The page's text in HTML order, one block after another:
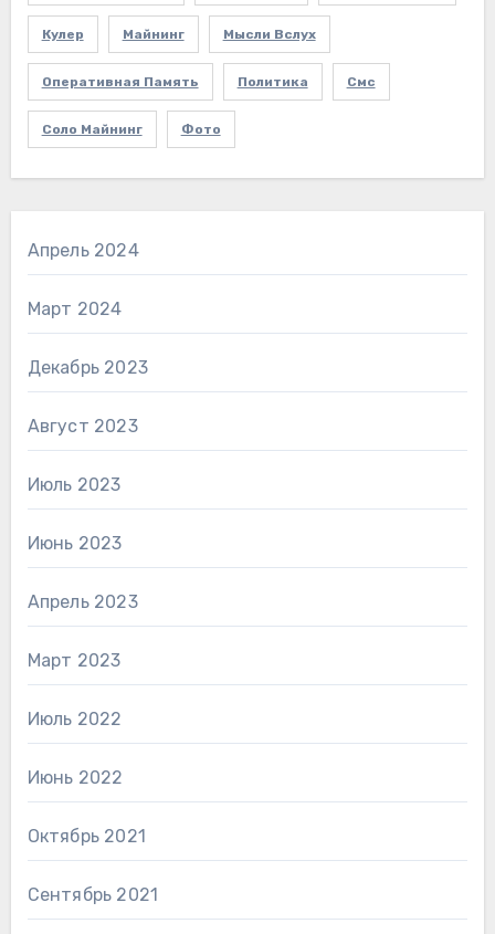
Кулер Майнинг Мысли Вслух
Оперативная Память Политика Смс
Соло Майнинг Фото
Апрель 2024
Март 2024
Декабрь 2023
Август 2023
Июль 2023
Июнь 2023
Апрель 2023
Март 2023
Июль 2022
Июнь 2022
Октябрь 2021
Сентябрь 2021